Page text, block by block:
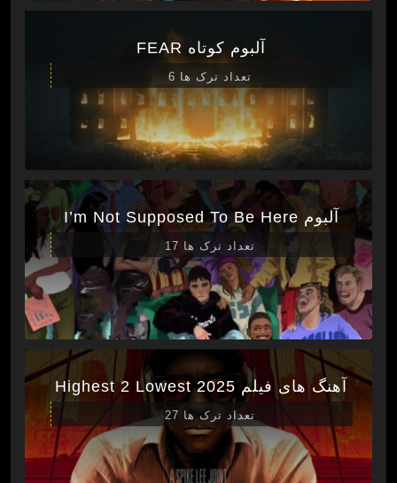
آلبوم کوتاه FEAR
تعداد ترک ها 6
آلبوم I’m Not Supposed To Be Here
تعداد ترک ها 17
آهنگ های فیلم Highest 2 Lowest 2025
تعداد ترک ها 27